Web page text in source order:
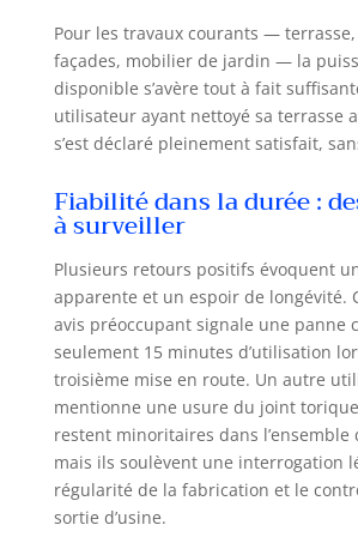
Pour les travaux courants —
façades, mobilier de jardin — la
disponible s’avère tout à fait
utilisateur ayant nettoyé sa terrasse
s’est déclaré pleinement satisfait,
Fiabilité dans la durée :
à surveiller
Plusieurs retours positifs évoquent
apparente et un espoir de longévité.
avis préoccupant signale une panne
seulement 15 minutes d’utilisation
troisième mise en route. Un autre
mentionne une usure du joint
restent minoritaires dans l’ensemble
mais ils soulèvent une interrogation
régularité de la fabrication et le
sortie d’usine.